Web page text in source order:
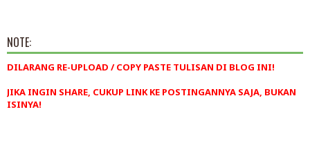
NOTE:
DILARANG RE-UPLOAD / COPY PASTE TULISAN DI BLOG INI!
JIKA INGIN SHARE, CUKUP LINK KE POSTINGANNYA SAJA, BUKAN
ISINYA!